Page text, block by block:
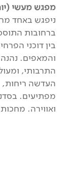
מפגש מעשי (יום שישי,
ניפגש באחד
ברחובות
בין דוכני
והמאפים.
התרבותי,
העדשה ריחות,
מפתיעים.
ואווירה.